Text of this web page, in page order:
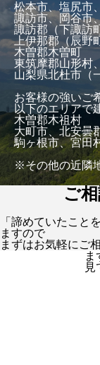
松本市、塩尻市
諏訪市、岡谷市
諏訪郡（下諏訪
上伊那郡（辰野
木曽郡木曽町
東筑摩郡山形村
山梨県北杜市（
お客様の強いご
以下のエリアで
木曽郡木祖村
大町市、北安曇
駒ヶ根市、宮田
※その他の近隣
ご
「諦めていたこと
ますので
まずはお気軽にご
ま
見